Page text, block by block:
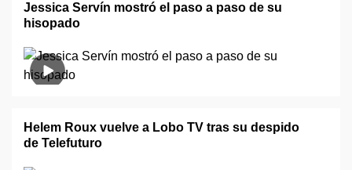
Jessica Servín mostró el paso a paso de su
hisopado
Helem Roux vuelve a Lobo TV tras su despido
de Telefuturo